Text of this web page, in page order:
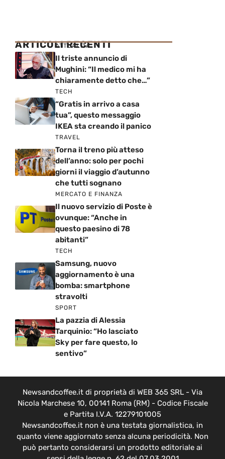
ARTICOLI RECENTI
ATTUALITÀ
Il triste annuncio di
Mughini: “Il medico mi ha
chiaramente detto che…”
TECH
“Gratis in arrivo a casa
tua”, questo messaggio
IKEA sta creando il panico
TRAVEL
Torna il treno più atteso
dell’anno: solo per pochi
giorni il viaggio d’autunno
che tutti sognano
MERCATO E FINANZA
Il nuovo servizio di Poste è
ovunque: “Anche in
questo paesino di 78
abitanti”
TECH
Samsung, nuovo
aggiornamento è una
bomba: smartphone
stravolti
SPORT
La pazzia di Alessia
Tarquinio: “Ho lasciato
Sky per fare questo, lo
sentivo”
Newsandcoffee.it di proprietà di WEB 365 SRL - Via
Nicola Marchese 10, 00141 Roma (RM) - Codice Fiscale
e Partita I.V.A. 12279101005
Newsandcoffee.it non è una testata giornalistica, in
quanto viene aggiornato senza alcuna periodicità. Non
può pertanto considerarsi un prodotto editoriale ai